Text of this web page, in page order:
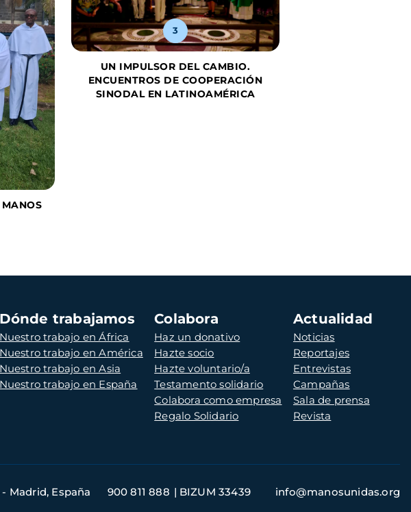
3
UN IMPULSOR DEL CAMBIO.
ENCUENTROS DE COOPERACIÓN
SINODAL EN LATINOAMÉRICA
Dónde trabajamos
Nuestro trabajo en África
Nuestro trabajo en América
Nuestro trabajo en Asia
Nuestro trabajo en España
Colabora
Haz un donativo
Hazte socio
Hazte voluntario/a
Testamento solidario
Colabora como empresa
Regalo Solidario
Actualidad
Noticias
Reportajes
Entrevistas
Campañas
Sala de prensa
Revista
Madrid, España 900 811 888 BIZUM 33439 info@manosunidas.org